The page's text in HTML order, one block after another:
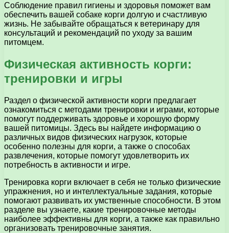
Соблюдение правил гигиены и здоровья поможет вам
обеспечить вашей собаке корги долгую и счастливую
жизнь. Не забывайте обращаться к ветеринару для
консультаций и рекомендаций по уходу за вашим
питомцем.
Физическая активность корги:
тренировки и игры
Раздел о физической активности корги предлагает
ознакомиться с методами тренировки и играми, которые
помогут поддерживать здоровье и хорошую форму
вашей питомицы. Здесь вы найдете информацию о
различных видов физических нагрузок, которые
особенно полезны для корги, а также о способах
развлечения, которые помогут удовлетворить их
потребность в активности и игре.
Тренировка корги включает в себя не только физические
упражнения, но и интеллектуальные задания, которые
помогают развивать их умственные способности. В этом
разделе вы узнаете, какие тренировочные методы
наиболее эффективны для корги, а также как правильно
организовать тренировочные занятия.